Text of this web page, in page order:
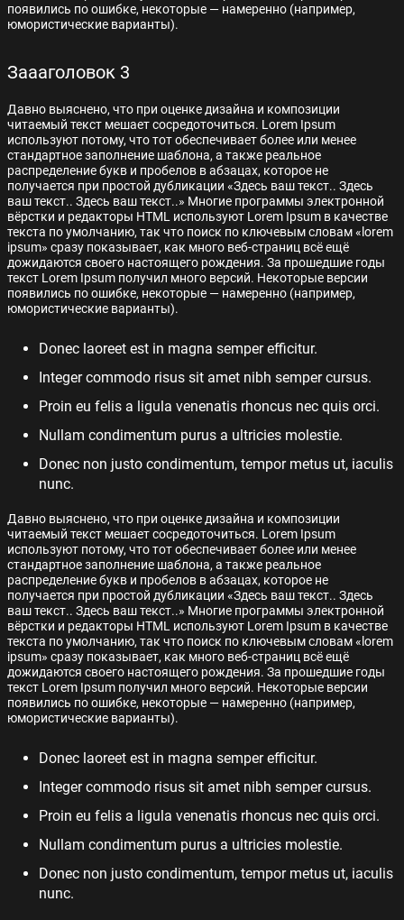
появились по ошибке, некоторые — намеренно (например,
юмористические варианты).
Заааголовок 3
Давно выяснено, что при оценке дизайна и композиции
читаемый текст мешает сосредоточиться. Lorem Ipsum
используют потому, что тот обеспечивает более или менее
стандартное заполнение шаблона, а также реальное
распределение букв и пробелов в абзацах, которое не
получается при простой дубликации «Здесь ваш текст.. Здесь
ваш текст.. Здесь ваш текст..» Многие программы электронной
вёрстки и редакторы HTML используют Lorem Ipsum в качестве
текста по умолчанию, так что поиск по ключевым словам «lorem
ipsum» сразу показывает, как много веб-страниц всё ещё
дожидаются своего настоящего рождения. За прошедшие годы
текст Lorem Ipsum получил много версий. Некоторые версии
появились по ошибке, некоторые — намеренно (например,
юмористические варианты).
Donec laoreet est in magna semper efficitur.
Integer commodo risus sit amet nibh semper cursus.
Proin eu felis a ligula venenatis rhoncus nec quis orci.
Nullam condimentum purus a ultricies molestie.
Donec non justo condimentum, tempor metus ut, iaculis
nunc.
Давно выяснено, что при оценке дизайна и композиции
читаемый текст мешает сосредоточиться. Lorem Ipsum
используют потому, что тот обеспечивает более или менее
стандартное заполнение шаблона, а также реальное
распределение букв и пробелов в абзацах, которое не
получается при простой дубликации «Здесь ваш текст.. Здесь
ваш текст.. Здесь ваш текст..» Многие программы электронной
вёрстки и редакторы HTML используют Lorem Ipsum в качестве
текста по умолчанию, так что поиск по ключевым словам «lorem
ipsum» сразу показывает, как много веб-страниц всё ещё
дожидаются своего настоящего рождения. За прошедшие годы
текст Lorem Ipsum получил много версий. Некоторые версии
появились по ошибке, некоторые — намеренно (например,
юмористические варианты).
Donec laoreet est in magna semper efficitur.
Integer commodo risus sit amet nibh semper cursus.
Proin eu felis a ligula venenatis rhoncus nec quis orci.
Nullam condimentum purus a ultricies molestie.
Donec non justo condimentum, tempor metus ut, iaculis
nunc.